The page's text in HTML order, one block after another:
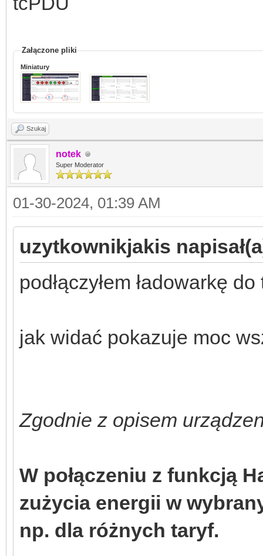
Załączone pliki
Miniatury
Szukaj
notek
Super Moderator
01-30-2024, 01:39 AM
uzytkownikjakis
podłączyłem ładowarkę
jak widać pokazuje moc
Zgodnie z opisem
W połączeniu z funkcją
zużycia energii w
np. dla różnych taryf.